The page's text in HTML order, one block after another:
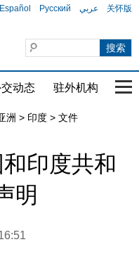
Español Русский عربي 关怀版
动态 驻外机构 国
洲 > 印度 > 文件
印度共和
明